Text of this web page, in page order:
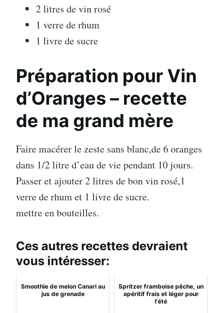
2 litres de vin rosé
1 verre de rhum
1 livre de sucre
Préparation pour Vin
d’Oranges – recette
de ma grand mère
Faire macérer le zeste sans blanc,de 6 oranges
dans 1/2 litre d’eau de vie pendant 10 jours.
Passer et ajouter 2 litres de bon vin rosé,1
verre de rhum et 1 livre de sucre.
mettre en bouteilles.
Ces autres recettes devraient
vous intéresser:
Smoothie de melon Canari au
jus de grenade
Spritzer framboise pêche, un
apéritif frais et léger pour
l'été